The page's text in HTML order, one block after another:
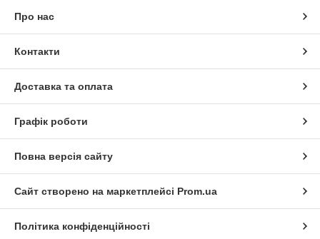
Про нас
Контакти
Доставка та оплата
Графік роботи
Повна версія сайту
Сайт створено на маркетплейсі Prom.ua
Політика конфіденційності